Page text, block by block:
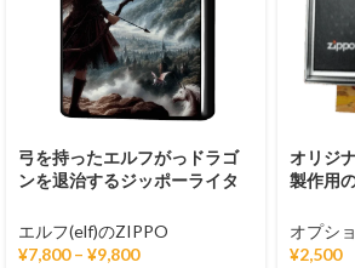
弓を持ったエルフがっドラゴ
ンを退治するジッポーライタ
エルフ(elf)のZIPPO
¥7,800 – ¥9,800
オリジ
製作用
オプシ
¥2,500